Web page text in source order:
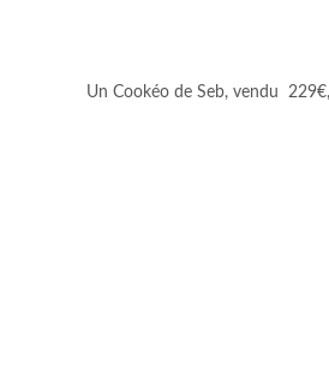
Un Cookéo de Seb, vendu